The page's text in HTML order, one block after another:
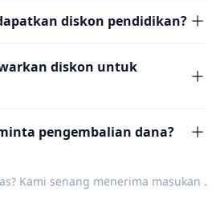
diskon pendidikan?
diskon untuk
pengembalian dana?
Kami senang menerima masukan .